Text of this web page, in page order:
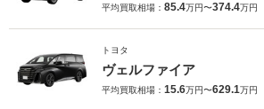
平均買取相場： 85.4万円〜374.4万円
トヨタ
ヴェルファイア
平均買取相場： 15.6万円〜629.1万円